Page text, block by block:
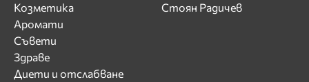
Козметика
Аромати
Съвети
Здраве
Диети и отслабване
Стоян Радичев